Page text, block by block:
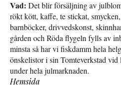
Vad: Det blir försäljning av
rökt kött, kaffe, te stickat,
barnböcker, drivvedskonst,
gården och Röda flygeln fylls av
minsta så har vi fiskdamm hela
önskelistor i sin Tomteverkstad vid
under hela julmarknaden.
Hemsida